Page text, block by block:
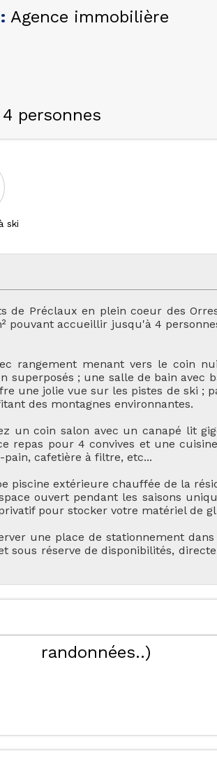
TOUTES NOS LOCATIONS
LES ORRES 1550
: Agence immobilière
4 personnes
ski
de Préclaux en plein coeur des
pouvant accueillir jusqu'à 4
rangement menant vers le coin
superposés ; une salle de bain avec
une jolie vue sur les pistes de ski ;
des montagnes environnantes.
un coin salon avec un canapé lit
repas pour 4 convives et une
cafetière à filtre, etc...
piscine extérieure chauffée de la
ouvert pendant les saisons
pour stocker votre matériel de
une place de stationnement
sous réserve de disponibilités,
randonnées..)